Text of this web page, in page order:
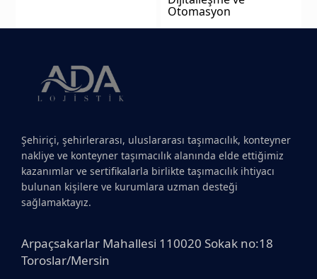
Otomasyon
Şehiriçi, şehirlerarası, uluslararası taşımacılık, konteyner
nakliye ve konteyner taşımacılık alanında elde ettiğimiz
kazanımlar ve sertifikalarla birlikte taşımacılık ihtiyacı
bulunan kişilere ve kurumlara uzman desteği
sağlamaktayız.
Arpaçsakarlar Mahallesi 110020 Sokak no:18
Toroslar/Mersin